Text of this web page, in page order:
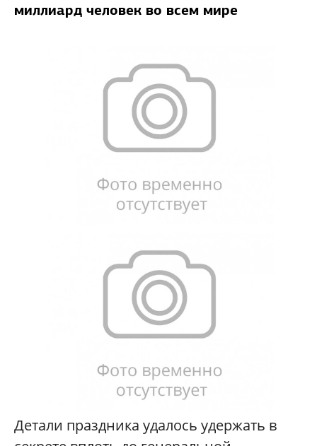
миллиард человек во всем мире
Детали праздника удалось удержать в